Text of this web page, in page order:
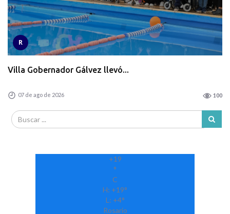
R
Villa Gobernador Gálvez llevó...
07 de ago de 2026 100
+19
°
C
H: +19°
L: +4°
Rosario